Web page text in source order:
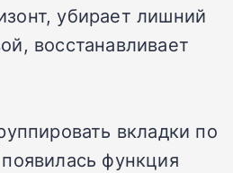
убирает лишний
восстанавливает
вкладки по
функция